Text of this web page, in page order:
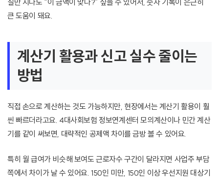
칠만 지나도 “이 금액이 맞나?” 싶을 수 있어서, 숫자 기록이 은근히
큰 도움이 돼요.
계산기 활용과 신고 실수 줄이는
방법
직접 손으로 계산하는 것도 가능하지만, 현장에서는 계산기 활용이 훨
씬 빠르더라고요. 4대사회보험 정보연계센터 모의계산이나 민간 계산
기를 같이 써보면, 대략적인 공제액 차이를 금방 볼 수 있어요.
특히 월 급여가 비슷해 보여도 근로자수 구간이 달라지면 사업주 부담
쪽에서 차이가 날 수 있어요. 150인 미만, 150인 이상 우선지원 대상기